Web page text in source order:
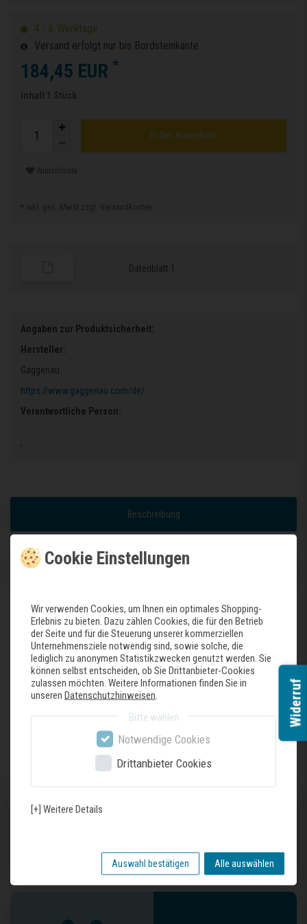
4 - 6 Werktage
Versand erfolgt nur bis Bordsteinkante
184,45 EUR *
Inhalt 1 Stück
In den Warenkorb
Wunschliste
* inkl. ges. MwSt.zzgl. Versandkosten
Datenblatt 1
Angaben zur Produktsicherheit:
Hersteller:
Gaggenau
https://www.gaggenau.com/de/
Verantwortliche Person:
,
Beschreibung
Weitere Details
Dieser Artikel ist nur für bestimmte Geräte passend.
Daher lassen Sie bitte vor Ihrer Bestellung prüfen, ob der Artikel der
Richtige für Ihr Gerät ist.
Zuletzt gesehene Produkte
Unser Geschäft
Cookie Einstellungen
Wir verwenden Cookies, um Ihnen ein optimales Shopping-
Erlebnis zu bieten. Dazu zählen Cookies, die für den Betrieb
der Seite und für die Steuerung unserer kommerziellen
Unternehmensziele notwendig sind, sowie solche, die
lediglich zu anonymen Statistikzwecken genutzt werden. Sie
können selbst entscheiden, ob Sie Drittanbieter-Cookies
zulassen möchten. Weitere Informationen finden Sie in
unseren Datenschutzhinweisen
Bitte wählen
Notwendige Cookies
Drittanbieter Cookies
[+] Weitere Details
Auswahl bestätigen Alle auswählen
Widerruf